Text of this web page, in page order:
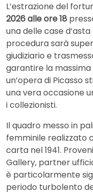
L’estrazione del
2026 alle ore 18
una delle case
procedura sarà
giudiziario e
garantire la
un’opera di Picasso
una vera occasione
i collezionisti.
Il quadro messo in
femminile realizzato
carta nel 1941.
Gallery, partner
è particolarmente
periodo turbolento